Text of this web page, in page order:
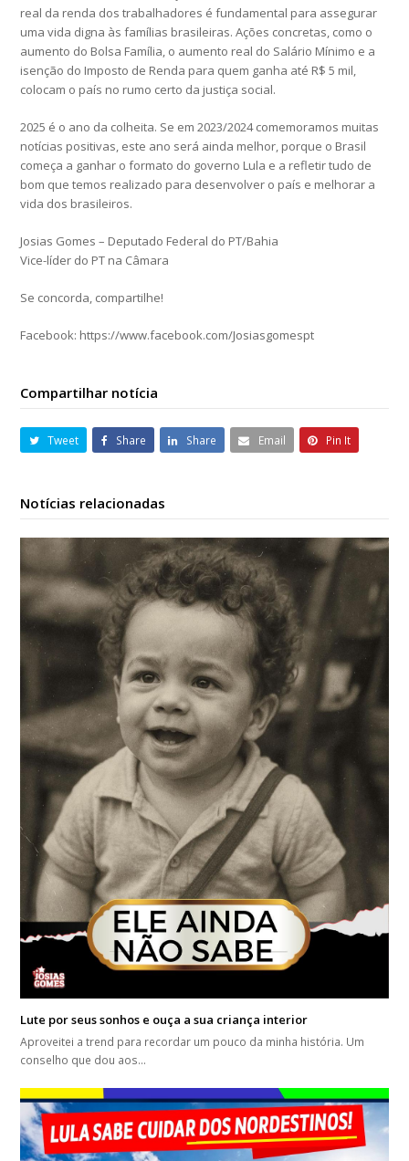
real da renda dos trabalhadores é fundamental para assegurar
uma vida digna às famílias brasileiras. Ações concretas, como o
aumento do Bolsa Família, o aumento real do Salário Mínimo e a
isenção do Imposto de Renda para quem ganha até R$ 5 mil,
colocam o país no rumo certo da justiça social.
2025 é o ano da colheita. Se em 2023/2024 comemoramos muitas
notícias positivas, este ano será ainda melhor, porque o Brasil
começa a ganhar o formato do governo Lula e a refletir tudo de
bom que temos realizado para desenvolver o país e melhorar a
vida dos brasileiros.
Josias Gomes – Deputado Federal do PT/Bahia
Vice-líder do PT na Câmara
Se concorda, compartilhe!
Facebook: https://www.facebook.com/Josiasgomespt
Compartilhar notícia
Tweet Share Share Email Pin It
Notícias relacionadas
Lute por seus sonhos e ouça a sua criança interior
Aproveitei a trend para recordar um pouco da minha história. Um
conselho que dou aos…